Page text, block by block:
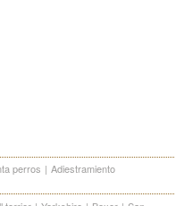
perros | Adiestramiento